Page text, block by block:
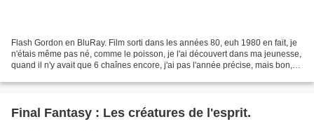
Flash Gordon en BluRay. Film sorti dans les années 80, euh 1980 en fait, je
n'étais même pas né, comme le poisson, je l'ai découvert dans ma jeunesse,
quand il n'y avait que 6 chaînes encore, j'ai pas l'année précise, mais bon,
Final Fantasy : Les créatures de l'esprit.